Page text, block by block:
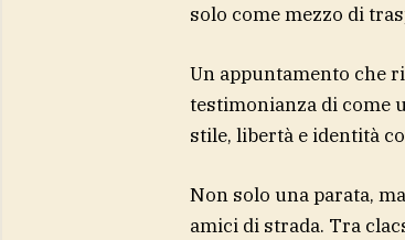
solo come mezzo di
Un appuntamento che
testimonianza di come
stile, libertà e identità
Non solo una parata,
amici di strada. Tra